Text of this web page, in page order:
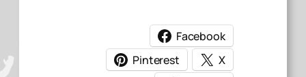
Facebook
Pinterest
X